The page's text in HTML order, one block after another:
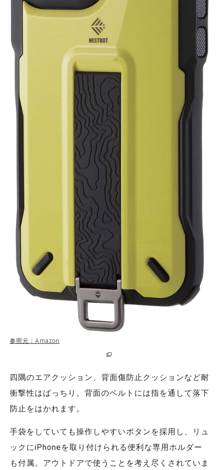
参照元：Amazon
四隅のエアクッション、背面傷防止クッションなど耐
衝撃性はばっちり。背面のベルトには指を通して落下
防止をはかれます。
手袋をしていても操作しやすいボタンを採用し、リュ
ックにiPhoneを取り付けられる便利な専用ホルダー
も付属。アウトドアで使うことを考え尽くされていま